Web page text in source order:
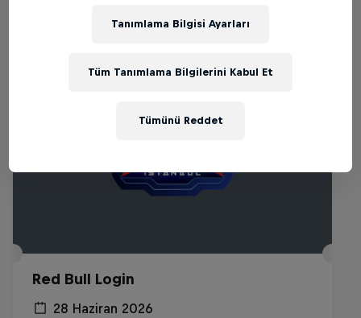
Red Bull Login
28 Haziran 2026
Tanımlama Bilgisi Ayarları
Tümünü Reddet
Tüm Tanımlama Bilgilerini Kabul Et